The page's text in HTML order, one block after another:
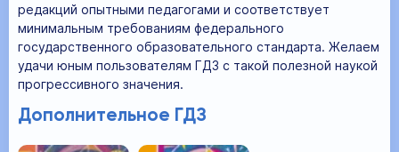
редакций опытными педагогами и соответствует
минимальным требованиям федерального
государственного образовательного стандарта. Желаем
удачи юным пользователям ГДЗ с такой полезной наукой
прогрессивного значения.
Дополнительное ГДЗ